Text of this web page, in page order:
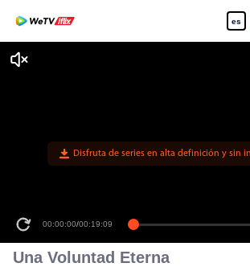
es
Disfruta de series en alta definición y sin
00:00:00/00:19:09
Una Voluntad Eterna